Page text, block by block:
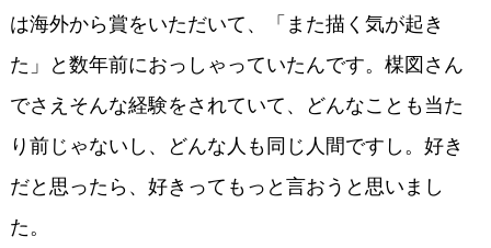
は海外から賞をいただいて、「また描く気が起き
た」と数年前におっしゃっていたんです。楳図さん
でさえそんな経験をされていて、どんなことも当た
り前じゃないし、どんな人も同じ人間ですし。好き
だと思ったら、好きってもっと言おうと思いまし
た。